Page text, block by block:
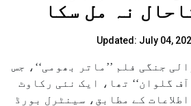
نہ مل سکا
Updated: July 04,
جنگی فلم ’’ماتر بھومی‘‘، جس
گلوان‘‘ تھا، ایک نئی رکاوٹ
کے مطابق، سینٹرل بورڈ